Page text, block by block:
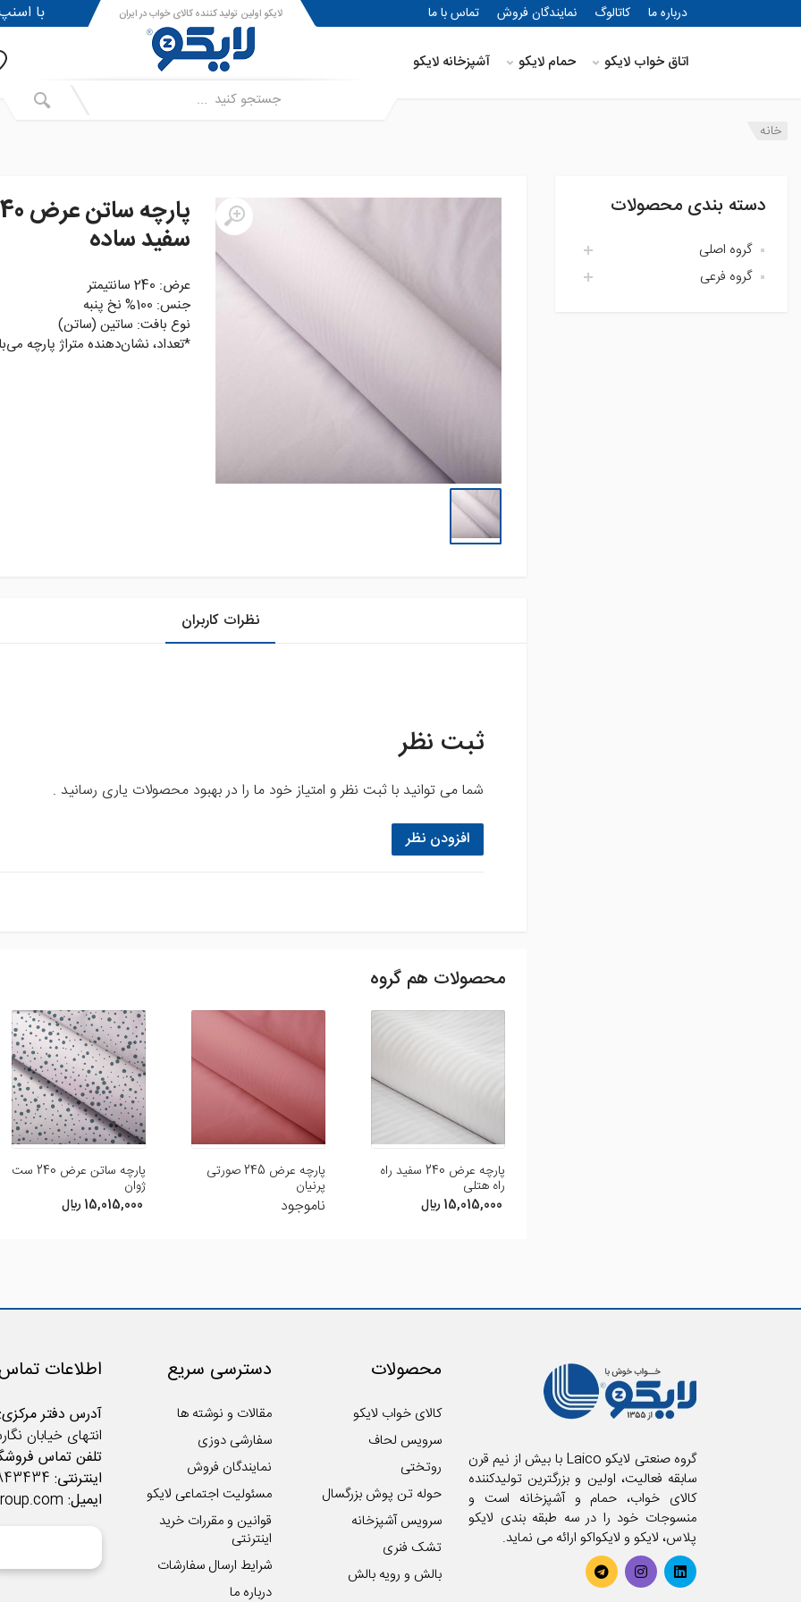
درباره ما کاتالوگ نمایندگان فروش تماس با ما !با اسنپ پی
اتاق خواب لایکو حمام لایکو آشپزخانه لایکو
لایکو اولین تولید کننده کالای خواب در ایران
خانه
دسته بندی محصولات
گروه اصلی
اتاق خواب لایکوگروه فرعی
پارچه
سفید ساده
عرض: 240 سانتیمتر
جنس: 100% نخ پنبه
نوع بافت: ساتین (ساتن)
*تعداد، نشان‌دهنده متراژ پارچه
نظرات کاربران
ثبت نظر
شما می توانید با ثبت نظر و امتیاز خود ما را در بهبود محصولات یاری رسانید .
افزودن نظر
محصولات هم گروه
پارچه عرض 240 سفید راه
راه هتلی
15,015,000 ريال
پارچه عرض 245 صورتی
پرنیان
ناموجود
پارچه ساتن عرض 240 ست
ژوان
15,015,000 ريال
گروه صنعتی لایکو Laico با بیش از نیم قرن
سابقه فعالیت، اولین و بزرگترین تولیدکننده
کالای خواب، حمام و آشپزخانه است و
منسوجات خود را در سه طبقه بندی لایکو
پلاس، لایکو و لایکواکو ارائه می نماید.
محصولات
کالای خواب لایکو
سرویس لحاف
روتختی
حوله تن پوش بزرگسال
سرویس آشپزخانه
تشک فنری
بالش و رویه بالش
دسترسی سریع
مقالات و نوشته ها
سفارشی دوزی
نمایندگان فروش
مسئولیت اجتماعی لایکو
قوانین و مقررات خرید
اینترنتی
شرایط ارسال سفارشات
درباره ما
اطلاعات
آدرس دفتر مرکزی:
انتهای خیابان
تلفن تماس
اینترنتی:
ایمیل: